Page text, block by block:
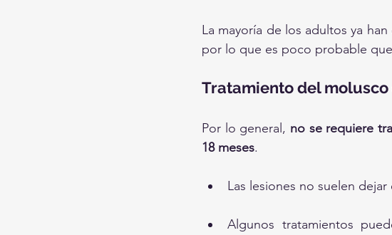
La mayoría de los adultos ya
por lo que es poco probable
Tratamiento del
Por lo general, no se requiere
18 meses.
Las lesiones no suelen
Algunos tratamientos